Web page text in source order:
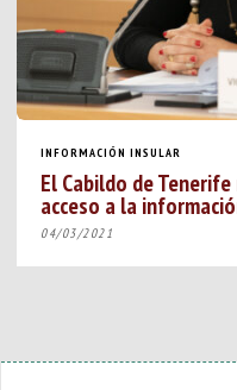
INFORMACIÓN INSULAR
El Cabildo de
acceso a la
04/03/2021